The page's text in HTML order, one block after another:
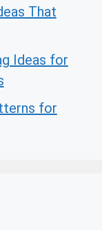
That
Ideas for
for